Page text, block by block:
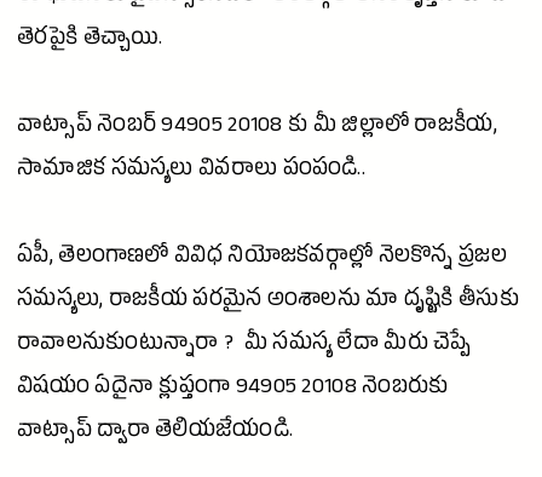
తెరపైకి తెచ్చాయి.
వాట్సాప్ నెంబ‌ర్‌ 94905 20108 కు మీ జిల్లాలో రాజ‌కీయ‌,
సామాజిక స‌మ‌స్య‌లు వివ‌రాలు పంపండి..
ఏపీ, తెలంగాణ‌లో వివిధ నియోజ‌క‌వ‌ర్గాల్లో నెల‌కొన్న ప్ర‌జ‌ల
స‌మ‌స్య‌లు, రాజ‌కీయ ప‌ర‌మైన అంశాల‌ను మా దృష్టికి తీసుకు
రావాల‌నుకుంటున్నారా ? మీ స‌మ‌స్య లేదా మీరు చెప్పే
విషయం ఏదైనా క్లుప్తంగా 94905 20108 నెంబ‌రుకు
వాట్సాప్ద్వారా తెలియ‌జేయండి.